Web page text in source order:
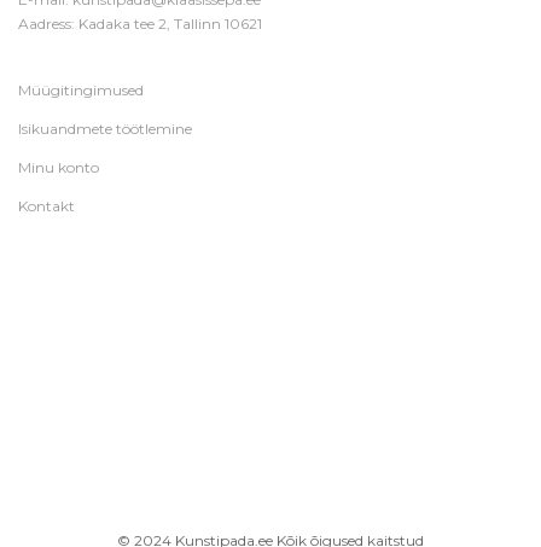
Aadress: Kadaka tee 2, Tallinn 10621
Müügitingimused
Isikuandmete töötlemine
Minu konto
Kontakt
© 2024 Kunstipada.ee Kõik õigused kaitstud